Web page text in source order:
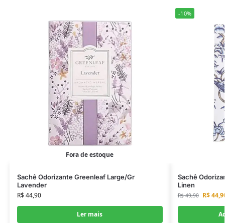
Fora de estoque
Sachê Odorizante Greenleaf Large/Gr
Lavender
R$44,90
Ler mais
-10%
Sachê
Linen
R$49,90 R$